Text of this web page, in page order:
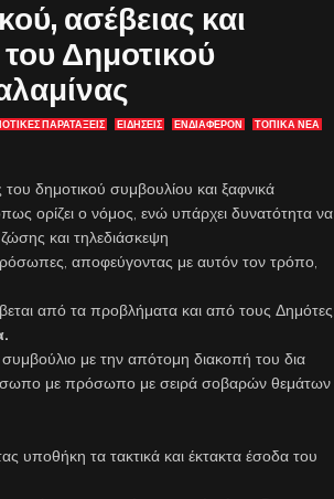
ασέβειας και
Δημοτικού
ΠΑΡΑΤΑΞΕΙΣ ΕΙΔΗΣΕΙΣ ΕΝΔΙΑΦΈΡΟΝ ΤΟΠΙΚΑ ΝΕΑ
δημοτικού συμβουλίου και ξαφνικά
ορίζει ο νόμος, ενώ υπάρχει δυνατότητα να
και τηλεδιάσκεψη
αποφεύγοντας με αυτόν τον τρόπο,
από τα προβλήματα και από τους Δημότες.
με την απότομη διακοπή του δια
με πρόσωπο με σειρά σοβαρών θεμάτων
υποθήκη τα τακτικά και έκτακτα έσοδα του